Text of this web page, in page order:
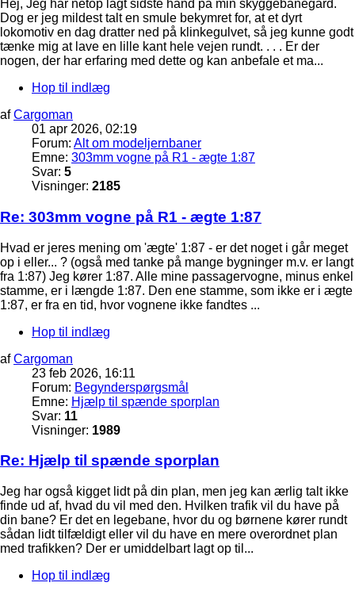
Hej, Jeg har netop lagt sidste hånd på min skyggebanegård.
Dog er jeg mildest talt en smule bekymret for, at et dyrt
lokomotiv en dag dratter ned på klinkegulvet, så jeg kunne godt
tænke mig at lave en lille kant hele vejen rundt. . . . Er der
nogen, der har erfaring med dette og kan anbefale et ma...
Hop til indlæg
afCargoman
01 apr 2026, 02:19
Forum: Alt om modeljernbaner
Emne: 303mm vogne på R1 - ægte 1:87
Svar: 5
Visninger: 2185
Re: 303mm vogne på R1 - ægte 1:87
Hvad er jeres mening om 'ægte' 1:87 - er det noget i går meget
op i eller... ? (også med tanke på mange bygninger m.v. er langt
fra 1:87) Jeg kører 1:87. Alle mine passagervogne, minus enkel
stamme, er i længde 1:87. Den ene stamme, som ikke er i ægte
1:87, er fra en tid, hvor vognene ikke fandtes ...
Hop til indlæg
afCargoman
23 feb 2026, 16:11
Forum: Begynderspørgsmål
Emne: Hjælp til spænde sporplan
Svar: 11
Visninger: 1989
Re: Hjælp til spænde sporplan
Jeg har også kigget lidt på din plan, men jeg kan ærlig talt ikke
finde ud af, hvad du vil med den. Hvilken trafik vil du have på
din bane? Er det en legebane, hvor du og børnene kører rundt
sådan lidt tilfældigt eller vil du have en mere overordnet plan
med trafikken? Der er umiddelbart lagt op til...
Hop til indlæg